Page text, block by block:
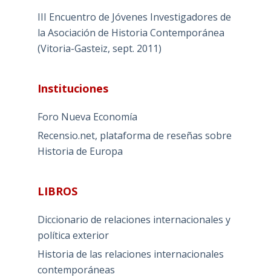
III Encuentro de Jóvenes Investigadores de
la Asociación de Historia Contemporánea
(Vitoria-Gasteiz, sept. 2011)
Instituciones
Foro Nueva Economía
Recensio.net, plataforma de reseñas sobre
Historia de Europa
LIBROS
Diccionario de relaciones internacionales y
política exterior
Historia de las relaciones internacionales
contemporáneas